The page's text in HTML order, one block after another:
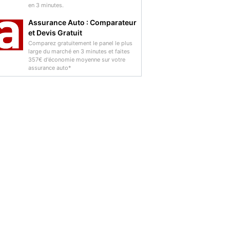
en 3 minutes.
Assurance Auto : Comparateur
et Devis Gratuit
Comparez gratuitement le panel le plus
large du marché en 3 minutes et faites
357€ d'économie moyenne sur votre
assurance auto*